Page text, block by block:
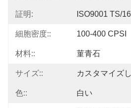
証明: ISO9001 TS/
細胞密度:: 100-400 CPSI
材料:: 菫青石
サイズ:: カスタマイズ
色:: 白い